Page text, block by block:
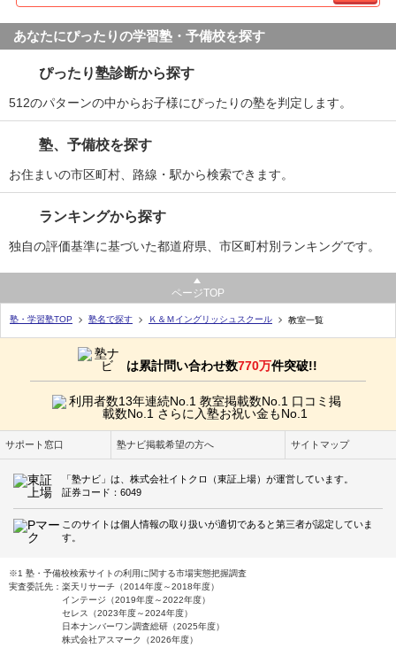
あなたにぴったりの学習塾・予備校を探す
ぴったり塾診断から探す
512のパターンの中からお子様にぴったりの塾を判定します。
塾、予備校を探す
お住まいの市区町村、路線・駅から検索できます。
ランキングから探す
独自の評価基準に基づいた都道府県、市区町村別ランキングです。
ページTOP
塾・学習塾TOP 塾名で探す Ｋ＆Ｍイングリッシュスクール 教室一覧
は累計問い合わせ数770万件突破!!
サポート窓口 塾ナビ掲載希望の方へ サイトマップ
「塾ナビ」は、株式会社イトクロ（東証上場）が運営しています。
証券コード：6049
このサイトは個人情報の取り扱いが適切であると第三者が認定していま
す。
※1 塾・予備校検索サイトの利用に関する市場実態把握調査
実査委託先：楽天リサーチ（2014年度～2018年度）
インテージ（2019年度～2022年度）
セレス（2023年度～2024年度）
日本ナンバーワン調査総研（2025年度）
株式会社アスマーク（2026年度）